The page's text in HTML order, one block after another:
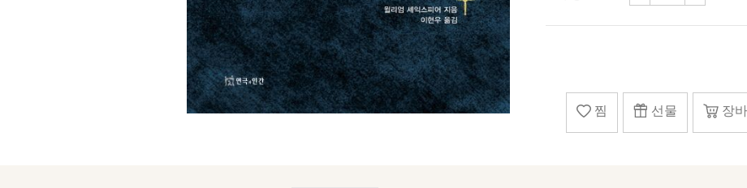
찜 선물 장